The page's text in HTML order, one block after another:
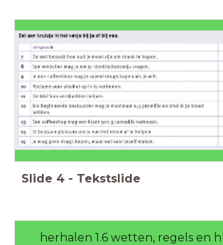
Slide 4 - Tekstslide
herhalen 1.6 wetten, regels en